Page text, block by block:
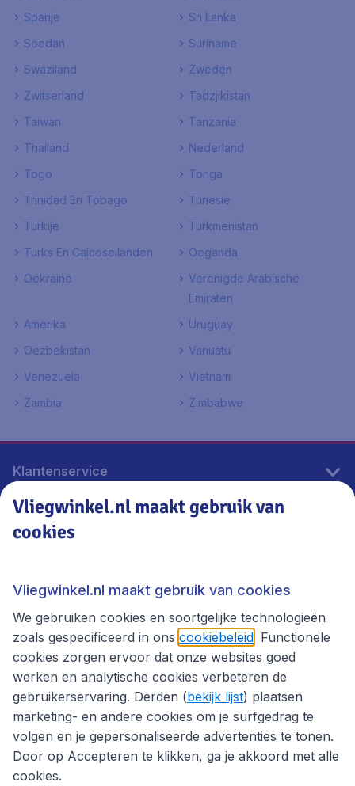
Spanje
Sri Lanka
Soedan
Suriname
Swaziland
Zweden
Zwitserland
Tadzjikistan
Taiwan
Tanzania
Thailand
Nederland
Togo
Tonga
Trinidad En Tobago
Tunesie
Turkije
Turkmenistan
Turks En Caicoseilanden
Oeganda
Oekraine
Verenigde Arabische
Emiraten
Amerika
Uruguay
Oezbekistan
Vanuatu
Venezuela
Vietnam
Zambia
Zimbabwe
Klantenservice
Vliegwinkel.nl
Thema's
Vliegwinkel.nl maakt gebruik van
cookies
Vliegwinkel.nl maakt gebruik van cookies
We gebruiken cookies en soortgelijke technologieën
zoals gespecificeerd in ons cookiebeleid . Functionele
cookies zorgen ervoor dat onze websites goed
werken en analytische cookies verbeteren de
gebruikerservaring. Derden (bekijk lijst) plaatsen
marketing- en andere cookies om je surfgedrag te
volgen en je gepersonaliseerde advertenties te tonen.
Door op Accepteren te klikken, ga je akkoord met alle
cookies.